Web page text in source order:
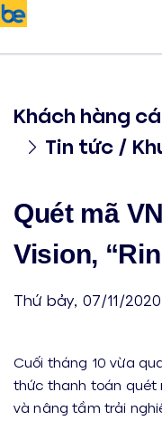
Khách hàng
Tin tức /
Quét mã
Vision,
Thứ bảy, 07/11/
Cuối tháng 10 vừa
thức thanh toán quét
và nâng tầm trải